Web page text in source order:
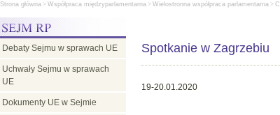
Strona główna > Współpraca międzyparlamentarna > Wielostronna współpraca parlamentarna >
Debaty Sejmu w sprawach UE
Uchwały Sejmu w sprawach
UE
Dokumenty UE w Sejmie
Spotkanie w Zagrzebiu
19-20.01.2020